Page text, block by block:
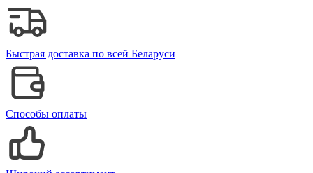
Быстрая доставка по всей Беларуси
Способы оплаты